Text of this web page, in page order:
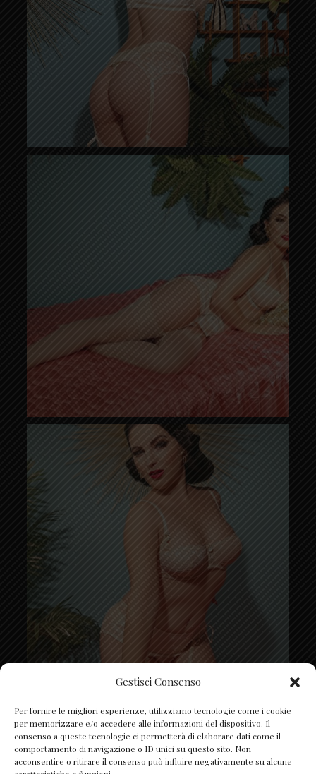
Gestisci Consenso
Per fornire le migliori esperienze, utilizziamo tecnologie come i cookie
per memorizzare e/o accedere alle informazioni del dispositivo. Il
consenso a queste tecnologie ci permetterà di elaborare dati come il
comportamento di navigazione o ID unici su questo sito. Non
acconsentire o ritirare il consenso può influire negativamente su alcune
Segui su Instagram